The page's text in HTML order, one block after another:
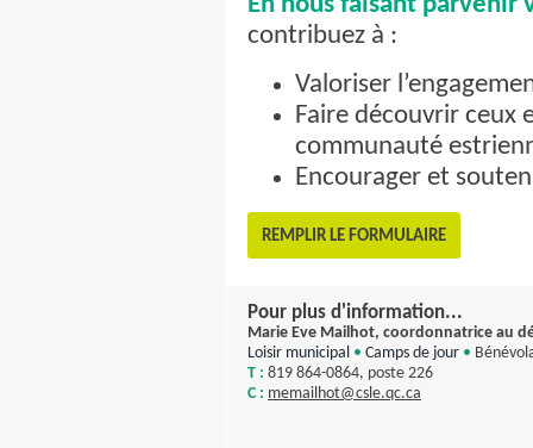
contribuez à :
Valoriser
Faire découvrir ceux
communauté
Encourager et
REMPLIR LE FORMULAIRE
Pour plus d'information...
Marie Eve Mailhot, coordonnatrice au
Loisir municipal • Camps de jour •
T : 819 864-0864, poste 226
C : memailhot@csle.qc.ca